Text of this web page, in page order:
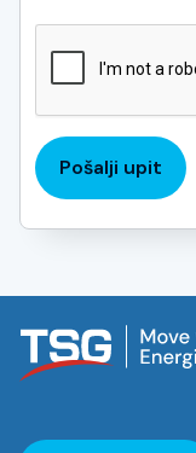
Pošalji upit